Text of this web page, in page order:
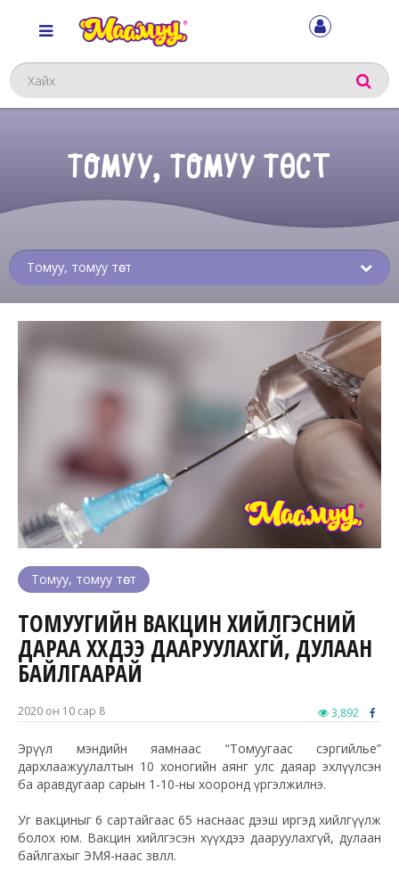
Хайх
ТОМУУ, ТОМУУ ТӨСТ
Томуу, томуу төст
ТОМУУГИЙН ВАКЦИН ХИЙЛГЭСНИЙ
ДАРАА ХҮҮХДЭЭ ДААРУУЛАХГҮЙ, ДУЛААН
БАЙЛГААРАЙ
2020 он 10 сар 8 3,892
Эрүүл мэндийн яамнаас “Томуугаас сэргийлье”
дархлаажуулалтын 10 хоногийн аянг улс даяар эхлүүлсэн
ба аравдугаар сарын 1-10-ны хооронд үргэлжилнэ.
Уг вакциныг 6 сартайгаас 65 наснаас дээш иргэд хийлгүүлж
болох юм. Вакцин хийлгэсэн хүүхдээ дааруулахгүй, дулаан
байлгахыг ЭМЯ-наас зөвлөлөө.